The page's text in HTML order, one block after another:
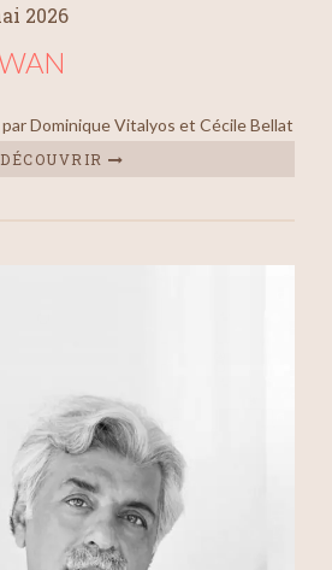
2026
Dominique Vitalyos et Cécile Bellat
DÉCOUVRIR